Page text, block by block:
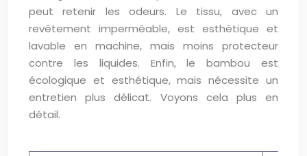
peut retenir les odeurs. Le tissu, avec un
revêtement imperméable, est esthétique et
lavable en machine, mais moins protecteur
contre les liquides. Enfin, le bambou est
écologique et esthétique, mais nécessite un
entretien plus délicat. Voyons cela plus en
détail.